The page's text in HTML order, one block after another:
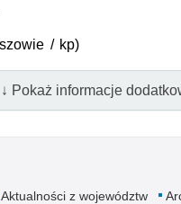
/ kp)
↓ Pokaż informacje
Aktualności z województw